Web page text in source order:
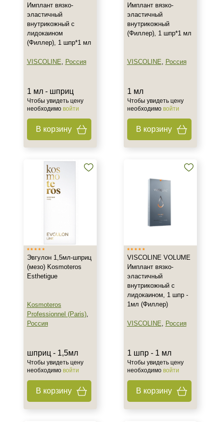
Восстановление контуров лица
Восстановление контуров тела
Гладкость
Показать еще
Область применения
Вокруг глаз
Губоподбородочная складка
Показать еще
1 мл шприц
Показать еще
Гиалуроновая кислота
Лидокаин
Процедура
Контурная пластика
Объемное моделирование
Форма выпуска
Шприц
Имплант вязко-
эластичный
внутрикожный с
лидокаином
(Филлер), 1 шпр*1 мл
VISCOLINE, Россия
1 мл - шприц
Чтобы увидеть цену
необходимо войти
В корзину
Имплант вязко-
эластичный
внутрикожный
(Филлер), 1 шпр*1 мл
VISCOLINE, Россия
1 мл
Чтобы увидеть цену
необходимо войти
В корзину
Эвгулон 1,5мл-шприц
(мезо) Kosmoteros
Esthetigue
Kosmoteros
Professionnel (Paris),
Россия
шприц - 1,5мл
Чтобы увидеть цену
необходимо войти
В корзину
VISCOLINE VOLUME
Имплант вязко-
эластичный
внутрикожный с
лидокаином, 1 шпр -
1мл (Филлер)
VISCOLINE, Россия
1 шпр - 1 мл
Чтобы увидеть цену
необходимо войти
В корзину